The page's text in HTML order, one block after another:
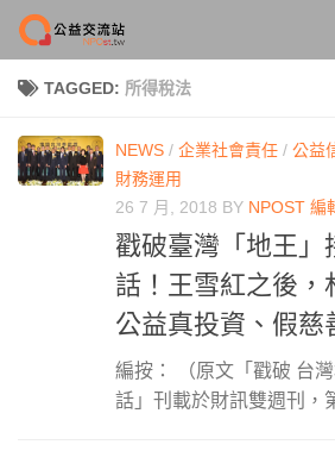
Skip to content
TAGGED: 所得稅法
NEWS / 企業社會責任 / 公益
財務運用
26 7 月, 2018 BY NPOST 編
戳破臺灣「地王」
話！王雪紅之後，
公益真投資、假慈
編按： （原文「戳破 台
話」刊載於財訊雙週刊，